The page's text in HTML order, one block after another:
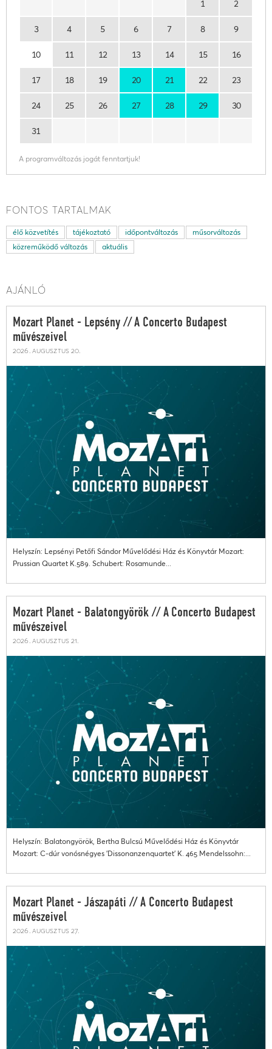
1 2
3 4 5 6 7 8 9
10 11 12 13 14 15 16
17 18 19 20 21 22 23
24 25 26 27 28 29 30
31
A programváltozás jogát fenntartjuk!
FONTOS TARTALMAK
élő közvetítés tájékoztató időpontváltozás
műsorváltozás
közreműködő változás
aktuális
AJÁNLÓ
Mozart Planet - Lepsény // A Concerto Budapest
művészeivel
2026. augusztus 20.
Helyszín: Lepsényi Petőfi Sándor Művelődési Ház és Könyvtár Mozart:
Prussian Quartet K.589. Schubert: Rosamunde...
Mozart Planet - Balatongyörök // A Concerto Budapest
művészeivel
2026. augusztus 21.
Helyszín: Balatongyörök, Bertha Bulcsú Művelődési Ház és Könyvtár
Mozart: C-dúr vonósnégyes 'Dissonanzenquartet' K. 465 Mendelssohn:...
Mozart Planet - Jászapáti // A Concerto Budapest
művészeivel
2026. augusztus 27.